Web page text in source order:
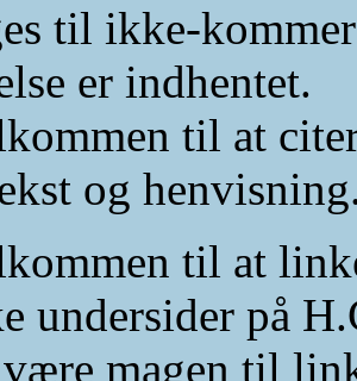
til ikke-
er indhentet.
til at
og
til at
undersider på
magen til